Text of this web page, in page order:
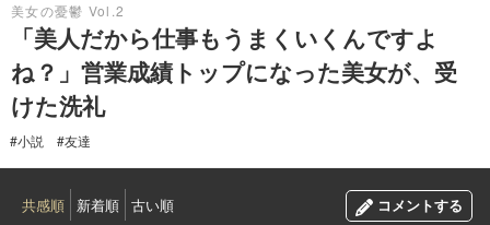
美女の憂鬱 Vol.2
「美人だから仕事もうまくいくんですよ
ね？」営業成績トップになった美女が、受
けた洗礼
#小説 #友達
共感順 新着順 古い順 コメントする